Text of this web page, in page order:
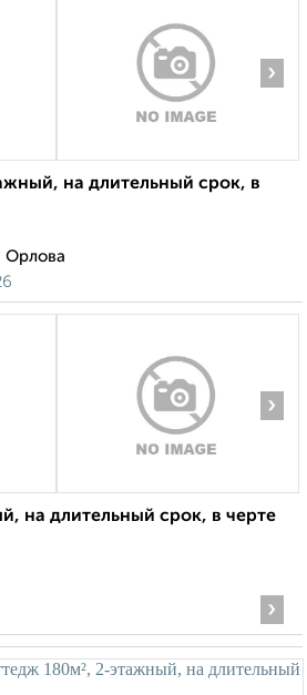
›
на длительный срок, в
Орлова
›
на длительный срок, в черте
›